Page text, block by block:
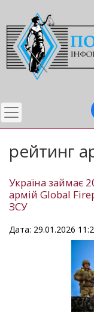
до
основного
вмісту
рейтинг
Україна займає
армій Global
ЗСУ
Дата: 29.01.2026